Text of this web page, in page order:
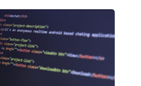
ПОЛЕЗНЫХ
ИНСТРУМЕНТОВ
ДЛЯ
РАБОТЫ